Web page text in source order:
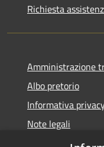
Richiesta
Amministrazione
Albo pretorio
Informativa
Note legali
Dichiarazione di